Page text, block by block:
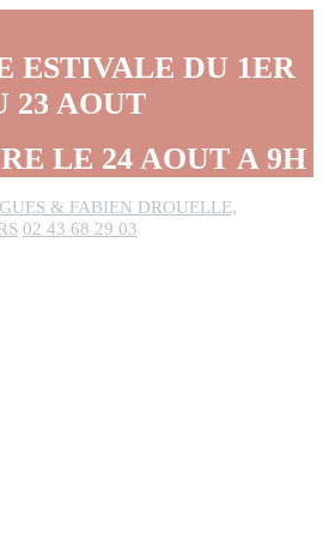
ESTIVALE DU 1ER
23 AOUT
LE 24 AOUT A 9H
& FABIEN DROUELLE,
02 43 68 29 03